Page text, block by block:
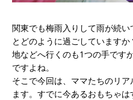
関東でも梅雨入りして雨が続
とどのように過ごしています
地などへ行くのも1つの手です
ですよね。
そこで今回は、ママたちのリ
ます。すでに今あるおもちゃ